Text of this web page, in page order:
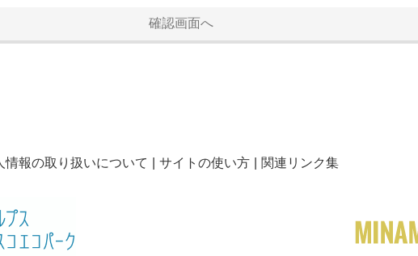
情報の取り扱いについて サイトの使い方 関連リンク集